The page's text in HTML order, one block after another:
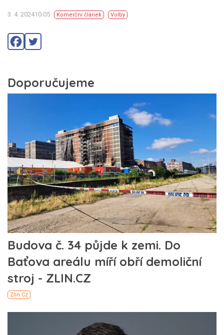
3. 4. 202410:05 Komerční článek Volby